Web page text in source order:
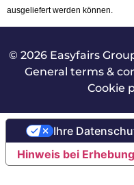
ausgeliefert werden können.
© 2026 Easyfairs
General terms &
Cookie
Hinweis bei Erhebung
Ihre